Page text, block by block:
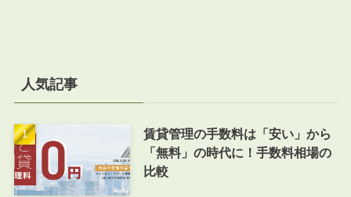
人気記事
賃貸管理の手数料は「安い」から
「無料」の時代に！手数料相場の
比較